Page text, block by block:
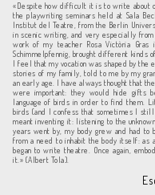
«Despite how difficult it is to write about
the playwriting seminars held at Sala
Institut del Teatre, from the Berlin
in scenic writing, and very especially
work of my teacher Rosa Victòria Gras
Schimmelpfennig, brought different
I feel that my vocation was shaped by
stories of my family, told to me by my
an early age. I have always thought that
were important: they would hide gifts
language of birds in order to find them.
birds (and I confess that sometimes I
meant inventing it: listening to the
years went by, my body grew and had
from a need to inhabit the body itself: as
began to write theatre. Once again,
it.» (Albert Tola).